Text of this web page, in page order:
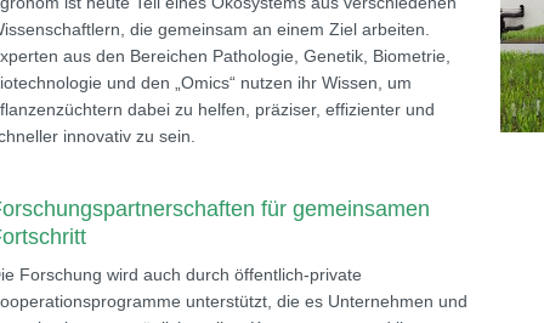
die gemeinsam an einem Ziel arbeiten.
aus den Bereichen Pathologie, Genetik, Biometrie,
und den „Omics“ nutzen ihr Wissen, um
dabei zu helfen, präziser, effizienter und
innovativ zu sein.
für gemeinsamen
Forschung wird auch durch öffentlich-private
unterstützt, die es Unternehmen und